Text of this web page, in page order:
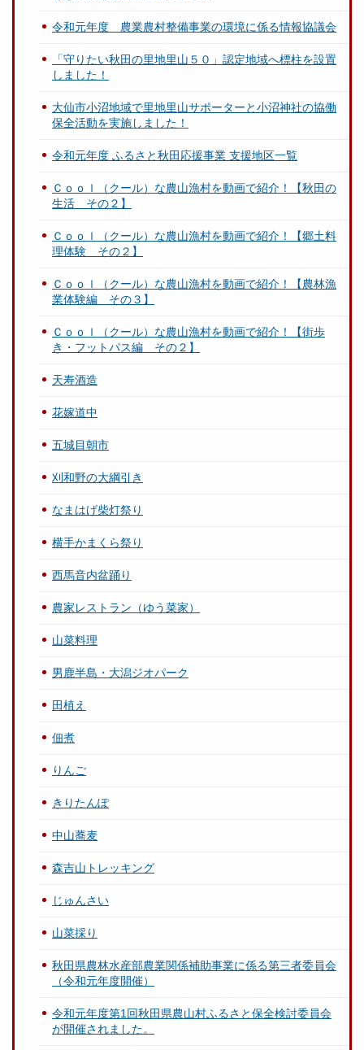
令和元年度 農業農村整備事業の環境に係る情報協議会
「守りたい秋田の里地里山５０」認定地域へ標柱を設置
しました！
大仙市小沼地域で里地里山サポーターと小沼神社の協働
保全活動を実施しました！
令和元年度 ふるさと秋田応援事業 支援地区一覧
Ｃｏｏｌ（クール）な農山漁村を動画で紹介！【秋田の
生活 その２】
Ｃｏｏｌ（クール）な農山漁村を動画で紹介！【郷土料
理体験 その２】
Ｃｏｏｌ（クール）な農山漁村を動画で紹介！【農林漁
業体験編 その３】
Ｃｏｏｌ（クール）な農山漁村を動画で紹介！【街歩
き・フットパス編 その２】
天寿酒造
花嫁道中
五城目朝市
刈和野の大綱引き
なまはげ柴灯祭り
横手かまくら祭り
西馬音内盆踊り
農家レストラン（ゆう菜家）
山菜料理
男鹿半島・大潟ジオパーク
田植え
佃煮
りんご
きりたんぽ
中山蕎麦
森吉山トレッキング
じゅんさい
山菜採り
秋田県農林水産部農業関係補助事業に係る第三者委員会
（令和元年度開催）
令和元年度第1回秋田県農山村ふるさと保全検討委員会
が開催されました。